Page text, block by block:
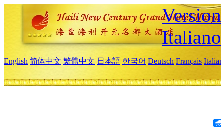
Italiano
English 简体中文 繁體中文 日本語 한국어 Deutsch Français